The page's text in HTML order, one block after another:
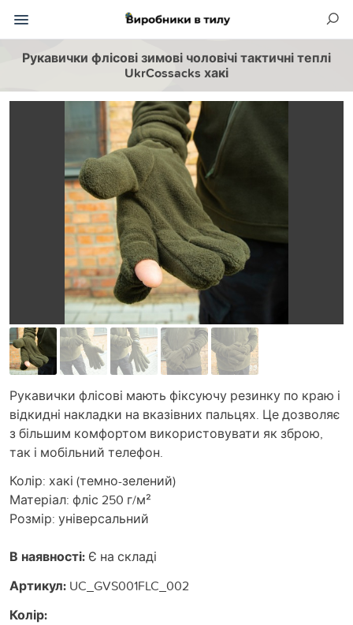
Рукавички флісові зимові чоловічі тактичні теплі
UkrCossacks хакі
Рукавички флісові мають фіксуючу резинку по краю і
відкидні накладки на вказівних пальцях. Це дозволяє
з більшим комфортом використовувати як зброю,
так і мобільний телефон.
Колір: хакі (темно-зелений)
Матеріал: фліс 250 г/м²
Розмір: універсальний
В наявності: Є на складі
Артикул: UC_GVS001FLC_002
Колір: